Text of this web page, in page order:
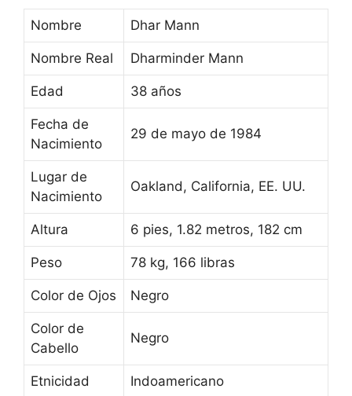
Nombre Dhar Mann
Nombre Real Dharminder Mann
Edad 38 años
Fecha de
Nacimiento
29 de mayo de 1984
Lugar de
Nacimiento
Oakland, California, EE. UU.
Altura 6 pies, 1.82 metros, 182 cm
Peso 78 kg, 166 libras
Color de Ojos Negro
Color de
Cabello
Negro
Etnicidad Indoamericano